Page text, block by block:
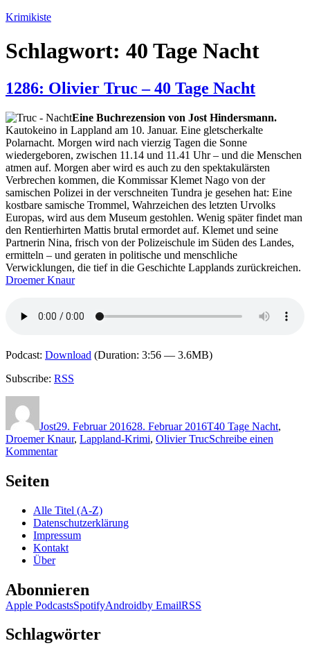
Zum
springen
Krimikiste
Schlagwort: 40 Tage Nacht
1286: Olivier Truc – 40 Tage Nacht
Eine Buchrezension von Jost Hindersmann.
Kautokeino in Lappland am 10. Januar. Eine gletscherkalte
Polarnacht. Morgen wird nach vierzig Tagen die Sonne
wiedergeboren, zwischen 11.14 und 11.41 Uhr – und die Menschen
atmen auf. Morgen aber wird es auch zu den spektakulärsten
Verbrechen kommen, die Kommissar Klemet Nago von der
samischen Polizei in der verschneiten Tundra je gesehen hat: Eine
kostbare samische Trommel, Wahrzeichen des letzten Urvolks
Europas, wird aus dem Museum gestohlen. Wenig später findet man
den Rentierhirten Mattis brutal ermordet auf. Klemet und seine
Partnerin Nina, frisch von der Polizeischule im Süden des Landes,
ermitteln – und geraten in politische und menschliche
Verwicklungen, die tief in die Geschichte Lapplands zurückreichen.
Droemer Knaur
Podcast: Download (Duration: 3:56 — 3.6MB)
Subscribe: RSS
Jost29. Februar 201628. Februar 2016T40 Tage Nacht,
Droemer Knaur, Lappland-Krimi, Olivier TrucSchreibe einen
Kommentarzu
40
Tage
Nacht
Seiten
Alle Titel (A-Z)
Datenschutzerklärung
Impressum
Kontakt
Über
Abonnieren
Apple PodcastsSpotifyAndroidby EmailRSS
Schlagwörter